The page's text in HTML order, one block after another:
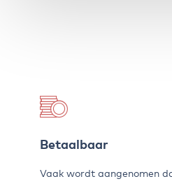
Betaalbaar
Vaak wordt aangenomen